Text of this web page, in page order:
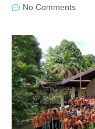
No Comments